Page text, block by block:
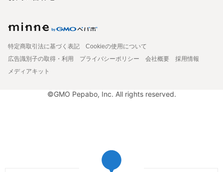
特定商取引法に基づく表記
Cookieの使用について
広告識別子の取得・利用
プライバシーポリシー 会社概要
採用情報
メディアキット
©GMO Pepabo, Inc. All rights reserved.